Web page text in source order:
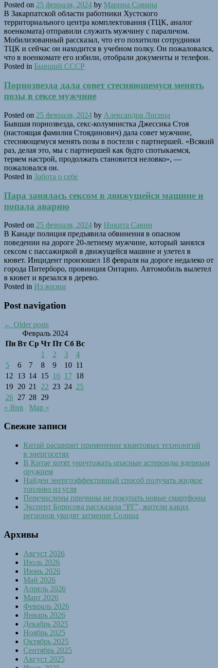
Posted on 25 февраля, 2024 by Марина Совина
В Закарпатской области работники Хустского
территориального центра комплектования (ТЦК, аналог
военкомата) отправили служить мужчину с параличом.
Мобилизованный рассказал, что его похитили сотрудники
ТЦК и сейчас он находится в учебном полку. Он пожаловался,
что в военкомате его избили, отобрали документы и телефон.
Posted in Бывший СССР
Порнозвезда дала совет стесняющемуся менять
позы в сексе мужчине
Posted on 25 февраля, 2024 by Александра Лисица
Бывшая порнозвезда, секс-колумнистка Джессика Стоя
(настоящая фамилия Стоядинович) дала совет мужчине,
стесняющемуся менять позы в постели с партнершей. «Всякий
раз, делая это, мы с партнершей как будто спотыкаемся,
теряем настрой, продолжать становится неловко», —
пожаловался он.
Posted in Забота о себе
Пара занялась сексом в движущейся машине и
попала аварию
Posted on 25 февраля, 2024 by Никита Савин
В Канаде полиция предъявила обвинения в опасном
поведении на дороге 20-летнему мужчине, который занялся
сексом с пассажиркой в движущейся машине и улетел в
кювет. Инцидент произошел 18 февраля на дороге недалеко от
города Питерборо, провинция Онтарио. Автомобиль вылетел
в кювет и врезался в дерево.
Posted in Из жизни
Post navigation
← Older posts
Февраль 2024
Пн Вт Ср Чт Пт Сб Вс
1
2 3
4
5
6 7 8 9 10 11
12
13 14 15 16 17 18
19 20 21 22 23 24 25
26 27 28 29
« Янв
Мар »
Свежие записи
Китай расширит применение квантовых технологий
в энергосетях
В Китае хотят уничтожать опасные астероиды ядерным
оружием
Найден энергоэффективный способ получать жидкое
топливо из угля
Перечислены причины не покупать новые смартфоны
Эксперт Борисова рассказала “РГ”, жители каких
регионов увидят затмение Солнца
Архивы
Август 2026
Июль 2026
Июнь 2026
Май 2026
Апрель 2026
Март 2026
Февраль 2026
Январь 2026
Декабрь 2025
Ноябрь 2025
Октябрь 2025
Сентябрь 2025
Август 2025